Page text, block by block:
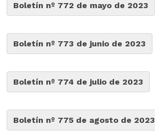
Boletín nº 772 de mayo de 2023
Boletín nº 773 de junio de 2023
Boletín nº 774 de julio de 2023
Boletín nº 775 de agosto de 2023